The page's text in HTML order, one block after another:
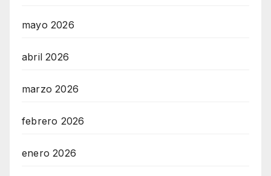
mayo 2026
abril 2026
marzo 2026
febrero 2026
enero 2026